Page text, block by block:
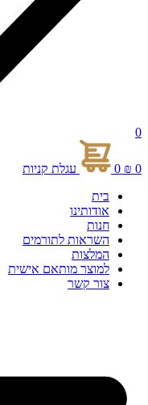
0
₪ 0
0
עגלת קניות
בית
אודותינו
חנות
השראות לתורמים
המלצות
למוצר מותאם אישית
צור קשר